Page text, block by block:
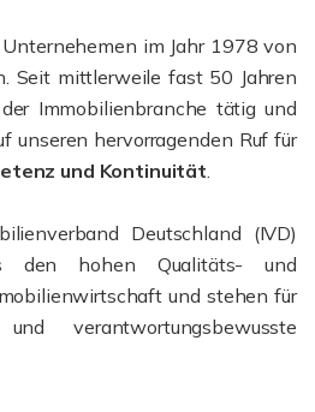
im Jahr 1978 von
Seit mittlerweile fast 50 Jahren
Immobilienbranche tätig und
unseren hervorragenden Ruf für
und Kontinuität.
Deutschland (IVD)
den hohen Qualitäts- und
und stehen für
verantwortungsbewusste